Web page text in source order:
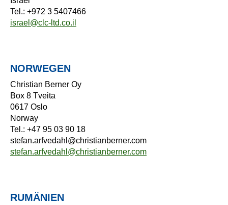
Tel.: +972 3 5407466
israel@clc-ltd.co.il
NORWEGEN
Christian Berner Oy
Box 8 Tveita
0617 Oslo
Norway
Tel.: +47 95 03 90 18
stefan.arfvedahl@christianberner.com
stefan.arfvedahl@christianberner.com
RUMÄNIEN